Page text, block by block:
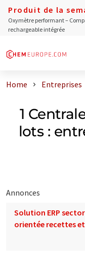
Produit de la
Oxymètre performant –
rechargeable intégrée
Home Entreprises
1
lots :
Annonces
Solution ERP
orientée recettes